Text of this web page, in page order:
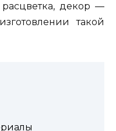
декор —
такой